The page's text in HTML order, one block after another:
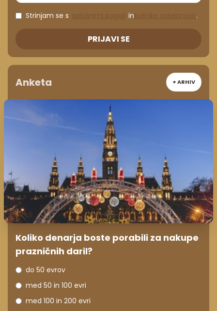
Strinjam se s in .
PRIJAVI SE
Anketa + ARHIV
Koliko denarja boste porabili za nakupe
prazničnih daril?
do 50 evrov
med 50 in 100 evri
med 100 in 200 evri